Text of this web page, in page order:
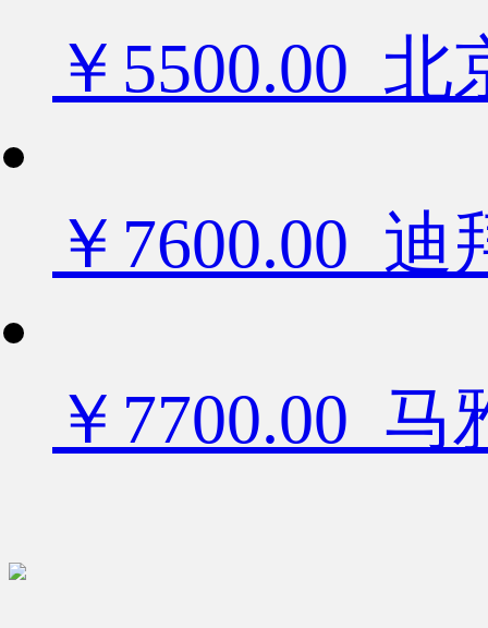
￥5500.00
￥7600.00
￥7700.00 马